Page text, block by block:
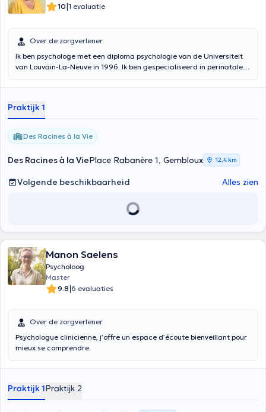
10|1 evaluatie
Over de zorgverlener
Ik ben psychologe met een diploma psychologie van de Universiteit
van Louvain-La-Neuve in 1996. Ik ben gespecialiseerd in perinatale
verwelkom ik u elke dinsdag van 16u tot 21u in mijn privépraktijk in
behandel ouderlijke burn-out, perinatale rouw, PMA en ik ben
momenteel in opleiding in Sandplay therapie. Maak gerust een
afspraak voor een consult.
Praktijk 1
Des Racines à la Vie
Des Racines à la ViePlace Rabanère 1, Gembloux 12,4 km
Volgende beschikbaarheid Alles zien
Manon Saelens
Psycholoog
Master
9.8|6 evaluaties
Over de zorgverlener
Psychologue clinicienne, j’offre un espace d’écoute bienveillant pour
mieux se comprendre.
Praktijk 1Praktijk 2